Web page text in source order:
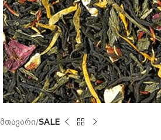
მთავარი SALE